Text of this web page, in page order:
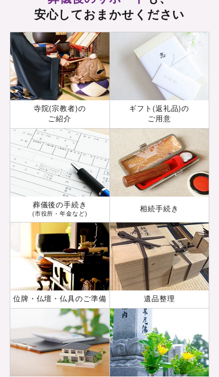
安心しておまかせください
寺院(宗教者)の
ご紹介
ギフト(返礼品)の
ご用意
葬儀後の手続き
(市役所・年金など) 相続手続き
位牌・仏壇・仏具のご準備 遺品整理